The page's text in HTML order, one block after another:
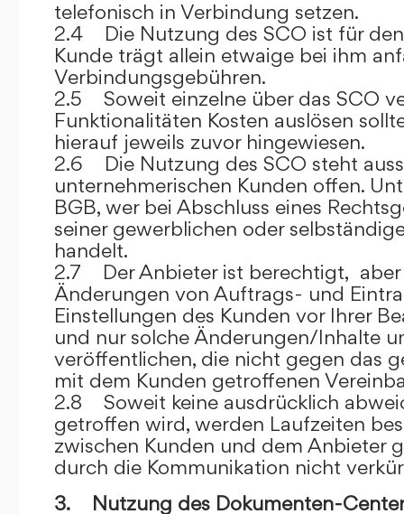
telefonisch in Verbindung setzen.
2.4 Die Nutzung des SCO ist für den
Kunde trägt allein etwaige bei ihm
Verbindungsgebühren.
2.5 Soweit einzelne über das SCO
Funktionalitäten Kosten auslösen
hierauf jeweils zuvor hingewiesen.
2.6 Die Nutzung des SCO steht
unternehmerischen Kunden offen.
BGB, wer bei Abschluss eines
seiner gewerblichen oder
handelt.
2.7 Der Anbieter ist berechtigt,
Änderungen von Auftrags- und
Einstellungen des Kunden vor Ihrer
und nur solche Änderungen/Inhalte
veröffentlichen, die nicht gegen das
mit dem Kunden getroffenen
2.8 Soweit keine ausdrücklich
getroffen wird, werden Laufzeiten
zwischen Kunden und dem Anbieter
durch die Kommunikation nicht
3. Nutzung des Dokumenten-